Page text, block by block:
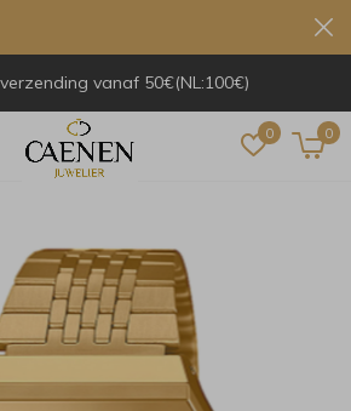
0 0
vanaf 50€(NL:100€)